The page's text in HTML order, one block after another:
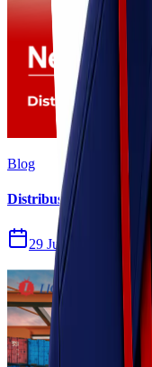
Blog
Distribusi Pengiriman
29 Jul 2026